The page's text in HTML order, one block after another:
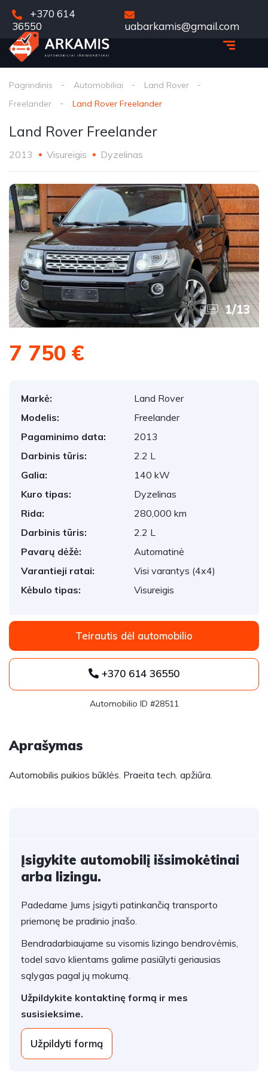
+370 614
36550
uabarkamis@gmail.com
Pagrindinis Automobiliai
Land Rover
Freelander
Land Rover Freelander
Land Rover Freelander
2013 Visureigis Dyzelinas
1/13
7 750 €
Markė:
Land Rover
Modelis:
Freelander
Pagaminimo data:
2013
Darbinis tūris:
2.2 L
Galia:
140 kW
Kuro tipas:
Dyzelinas
Rida:
280,000 km
Darbinis tūris:
2.2 L
Pavarų dėžė:
Automatinė
Varantieji ratai:
Visi varantys (4x4)
Kėbulo tipas:
Visureigis
Teirautis dėl automobilio
+370 614 36550
Automobilio ID #28511
Aprašymas
Automobilis puikios būklės. Praeita tech. apžiūra.
Įsigykite automobilį išsimokėtinai
arba lizingu.
Padedame Jums įsigyti patinkančią transporto
priemonę be pradinio įnašo.
Bendradarbiaujame su visomis lizingo bendrovėmis,
todel savo klientams galime pasiūlyti geriausias
sąlygas pagal jų mokumą.
Užpildykite kontaktinę formą ir mes
susisieksime.
Užpildyti formą